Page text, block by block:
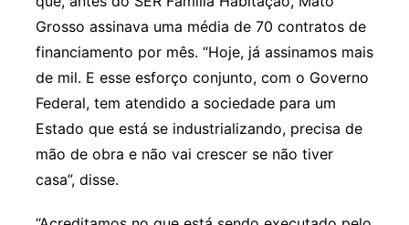
Grosso assinava uma média de 70 contratos de
financiamento por mês. “Hoje, já assinamos mais
de mil. E esse esforço conjunto, com o Governo
Federal, tem atendido a sociedade para um
Estado que está se industrializando, precisa de
mão de obra e não vai crescer se não tiver
casa”, disse.